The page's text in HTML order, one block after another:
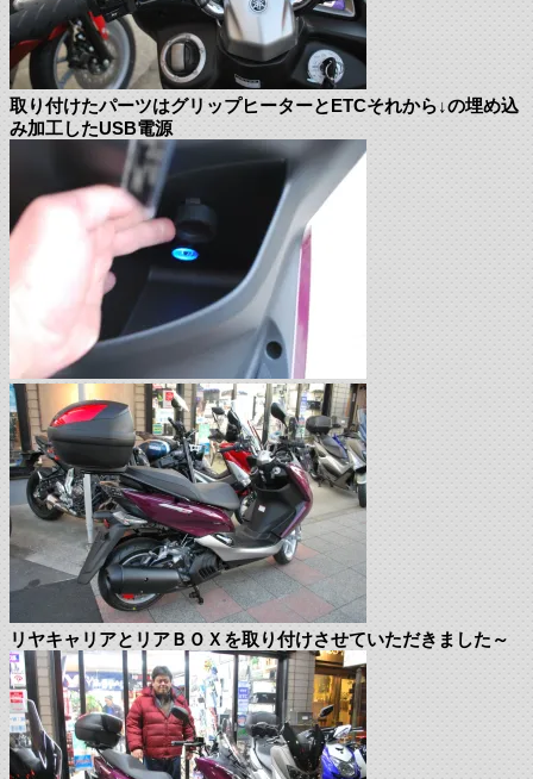
取り付けたパーツはグリップヒーターとETCそれから↓の埋め込
み加工したUSB電源
リヤキャリアとリアＢＯＸを取り付けさせていただきました～